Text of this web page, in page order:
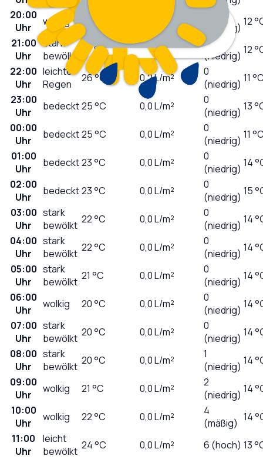
20:00
Uhr
wolkig 29°C L/m²
(niedrig) 12
21:00
Uhr
stark
bewölkt
27°C 0,0L/m²
0
(niedrig) 12
22:00
Uhr
leichter
Regen
26°C 0,2L/m²
0
(niedrig) 11
23:00
Uhr
bedeckt25°C 0,0L/m²
0
(niedrig) 13
00:00
Uhr
bedeckt25°C 0,0L/m²
0
(niedrig) 11
01:00
Uhr
bedeckt23°C 0,0L/m²
0
(niedrig) 14
02:00
Uhr
bedeckt23°C 0,0L/m²
0
(niedrig) 15
03:00
Uhr
stark
bewölkt 22°C 0,0L/m²
0
(niedrig) 14
04:00
Uhr
stark
bewölkt 22°C 0,0L/m²
0
(niedrig) 14
05:00
Uhr
stark
bewölkt 21 °C 0,0L/m²
0
(niedrig) 14
06:00
Uhr
wolkig 20°C 0,0L/m²
0
(niedrig) 14
07:00
Uhr
stark
bewölkt 20°C 0,0L/m²
0
(niedrig) 14
08:00
Uhr
stark
bewölkt 20°C 0,0L/m²
1
(niedrig) 14
09:00
Uhr
wolkig 21 °C 0,0L/m²
2
(niedrig) 14
10:00
Uhr
wolkig 22°C 0,0L/m²
4
(mäßig) 14
11:00
Uhr
leicht
bewölkt 24°C 0,0L/m² 6 (hoch) 13